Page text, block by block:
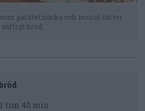
palsternacka och morot sätter
bröd.
1 tim 40 min